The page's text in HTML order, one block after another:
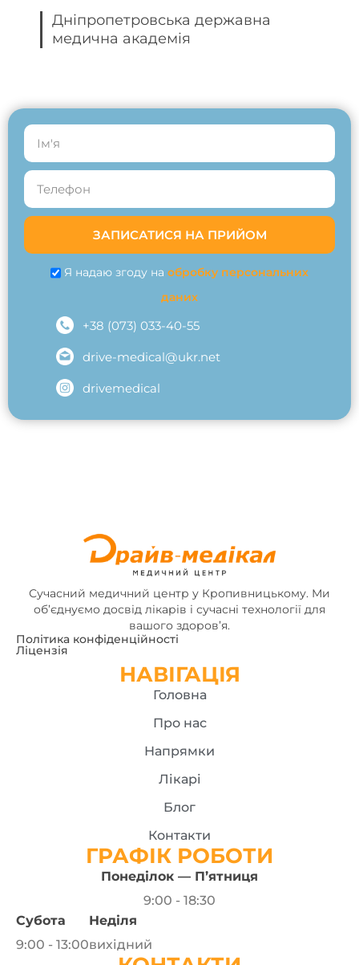
Дніпропетровська державна
медична академія
ЗАПИСАТИСЯ НА ПРИЙОМ
Я надаю згоду на обробку персональних
даних
+38 (073) 033-40-55
drive-medical@ukr.net
drivemedical
Сучасний медичний центр у Кропивницькому. Ми
об’єднуємо досвід лікарів і сучасні технології для
вашого здоров’я.
Політика конфіденційності
Ліцензія
НАВІГАЦІЯ
Головна
Про нас
Напрямки
Лікарі
Блог
Контакти
ГРАФІК РОБОТИ
Понеділок — П’ятниця
9:00 - 18:30
Субота
9:00 - 13:00
Неділя
вихідний